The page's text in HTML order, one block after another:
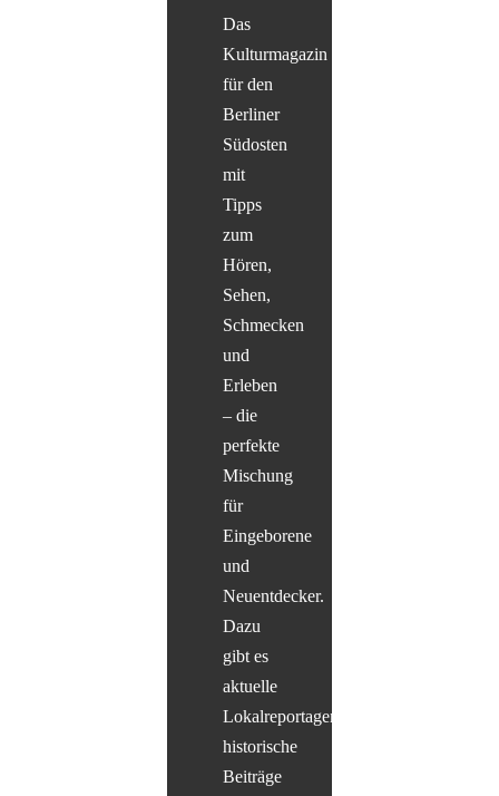
Das
Kulturmagazin
für den
Berliner
Südosten
mit
Tipps
zum
Hören,
Sehen,
Schmecken
und
Erleben
– die
perfekte
Mischung
für
Eingeborene
und
Neuentdecker.
Dazu
gibt es
aktuelle
Lokalreportagen,
historische
Beiträge